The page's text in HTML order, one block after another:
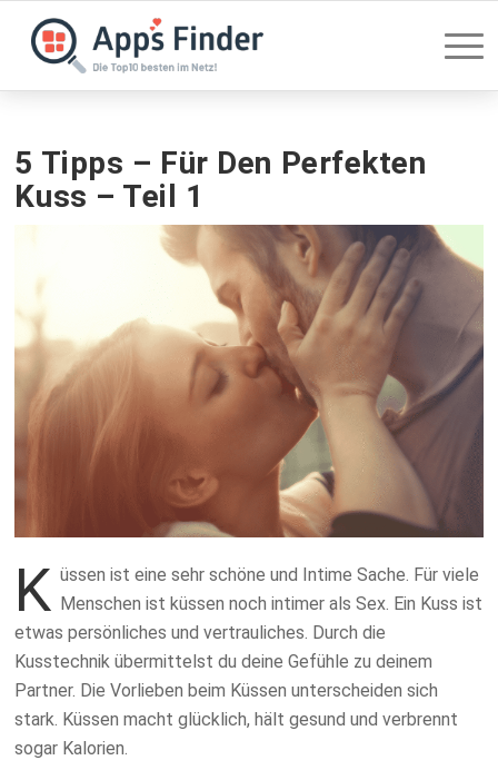
5 Tipps – Für Den Perfekten
Kuss – Teil 1
K üssen ist eine sehr schöne und Intime Sache. Für viele
Menschen ist küssen noch intimer als Sex. Ein Kuss ist
etwas persönliches und vertrauliches. Durch die
Kusstechnik übermittelst du deine Gefühle zu deinem
Partner. Die Vorlieben beim Küssen unterscheiden sich
stark. Küssen macht glücklich, hält gesund und verbrennt
sogar Kalorien.